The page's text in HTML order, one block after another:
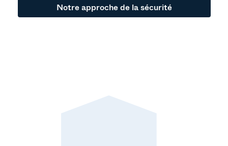
Notre approche de la sécurité